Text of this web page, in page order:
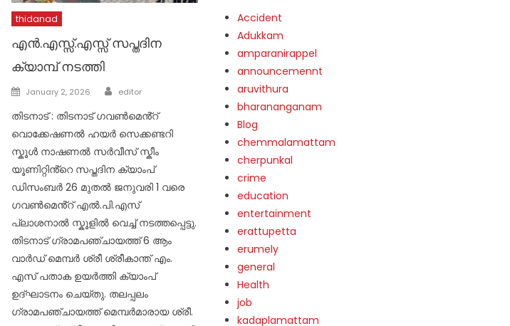
thidanad
എൻ.എസ്സ്.എസ്സ് സപ്തദിന
ക്യാമ്പ് നടത്തി
Posted
January 2, 2026 Author
editor
തിടനാട് : തിടനാട് ഗവൺമെൻ്റ്
വൊക്കേഷണൽ ഹയർ സെക്കണ്ടറി
സ്കൂൾ നാഷണൽ സർവീസ് സ്കീം
യൂണിറ്റിൻ്റെ സപ്തദിന ക്യാംപ്
ഡിസംബർ 26 മുതൽ ജനുവരി 1 വരെ
ഗവൺമെൻ്റ് എൽ.പി.എസ്
പ്ലാശനാൽ സ്കൂളിൽ വെച്ച് നടത്തപ്പെട്ടു.
തിടനാട് ഗ്രാമപഞ്ചായത്ത് 6 ആം
വാർഡ് മെമ്പർ ശ്രീ ശ്രീകാന്ത് എം.
എസ് പതാക ഉയർത്തി ക്യാംപ്
ഉദ്ഘാടനം ചെയ്തു. തലപ്പലം
ഗ്രാമപഞ്ചായത്ത് മെമ്പർമാരായ ശ്രീ.
Accident
Adukkam
amparanirappel
announcemennt
aruvithura
bharananganam
Blog
chemmalamattam
cherpunkal
crime
education
entertainment
erattupetta
erumely
general
Health
job
kadaplamattam